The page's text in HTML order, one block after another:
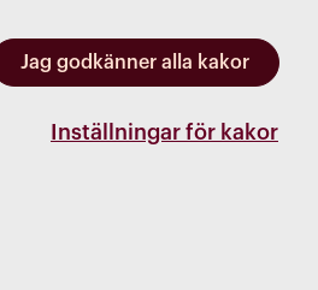
Jag godkänner alla kakor
Inställningar för kakor